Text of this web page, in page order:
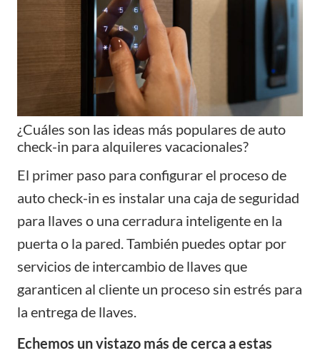
¿Cuáles son las ideas más populares de auto
check-in para alquileres vacacionales?
El primer paso para configurar el proceso de
auto check-in es instalar una caja de seguridad
para llaves o una cerradura inteligente en la
puerta o la pared. También puedes optar por
servicios de intercambio de llaves que
garanticen al cliente un proceso sin estrés para
la entrega de llaves.
Echemos un vistazo más de cerca a estas